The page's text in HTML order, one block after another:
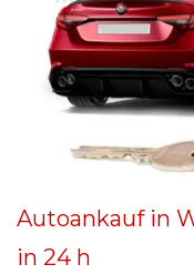
Autoankauf in
in 24 h